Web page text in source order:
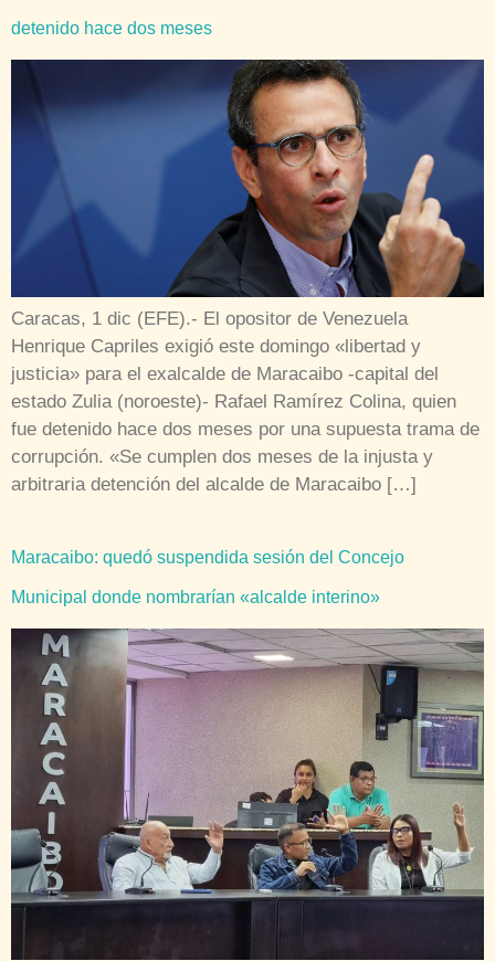
detenido hace dos meses
Caracas, 1 dic (EFE).- El opositor de Venezuela
Henrique Capriles exigió este domingo «libertad y
justicia» para el exalcalde de Maracaibo -capital del
estado Zulia (noroeste)- Rafael Ramírez Colina, quien
fue detenido hace dos meses por una supuesta trama de
corrupción. «Se cumplen dos meses de la injusta y
arbitraria detención del alcalde de Maracaibo […]
Maracaibo: quedó suspendida sesión del Concejo
Municipal donde nombrarían «alcalde interino»